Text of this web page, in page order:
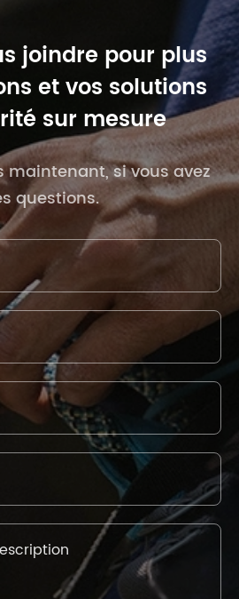
joindre pour plus
et vos solutions
sur mesure
si vous avez
questions.